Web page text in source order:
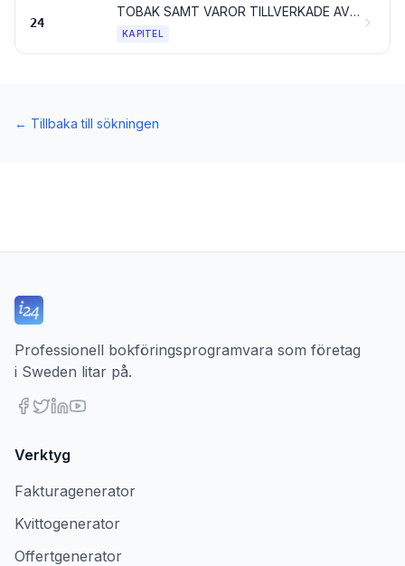
24
TOBAK SAMT VAROR TILLVERKADE AV TOBAKSERSÄTTNING; PRODUKTER AVSEDDA FÖR INHALERING UTAN FÖRBRÄNNING, ÄVEN INNEHÅLLANDE NIKOTIN; ANDRA NIKOTINPRODUKTER AVSEDDA FÖR INTAG AV NIKOTIN IN I MÄNNISKOKROPPEN
KAPITEL
← Tillbaka till sökningen
Professionell bokföringsprogramvara som företag
i Sweden litar på.
Verktyg
Fakturagenerator
Kvittogenerator
Offertgenerator